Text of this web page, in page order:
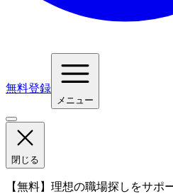
無料登録
メニュー
閉じる
【無料】理想の職場探しをサポ